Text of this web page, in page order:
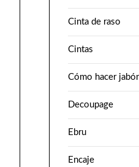
Cinta de raso
Cintas
Cómo hacer
Decoupage
Ebru
Encaje